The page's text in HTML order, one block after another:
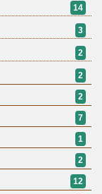
14
3
2
2
2
7
1
2
12